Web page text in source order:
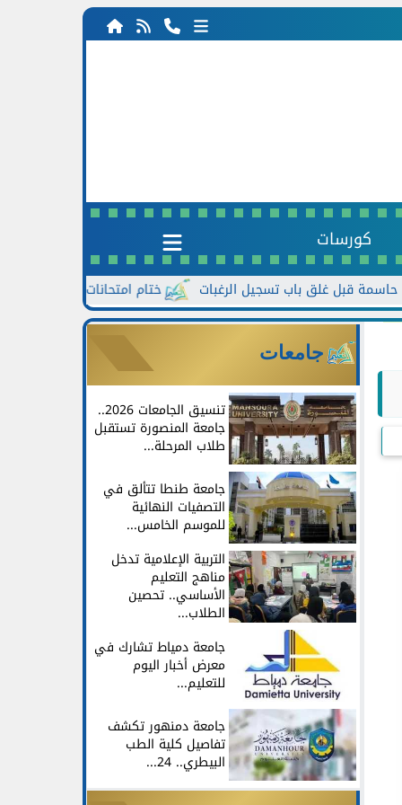
كورسات
ختام امتحانات الدور الثاني للشهادة الإعدادية
جامعات
تنسيق الجامعات 2026..
جامعة المنصورة تستقبل
طلاب المرحلة...
جامعة طنطا تتألق في
التصفيات النهائية
للموسم الخامس...
التربية الإعلامية تدخل
مناهج التعليم
الأساسي.. تحصين
الطلاب...
جامعة دمياط تشارك في
معرض أخبار اليوم
للتعليم...
جامعة دمنهور تكشف
تفاصيل كلية الطب
البيطري.. 24...